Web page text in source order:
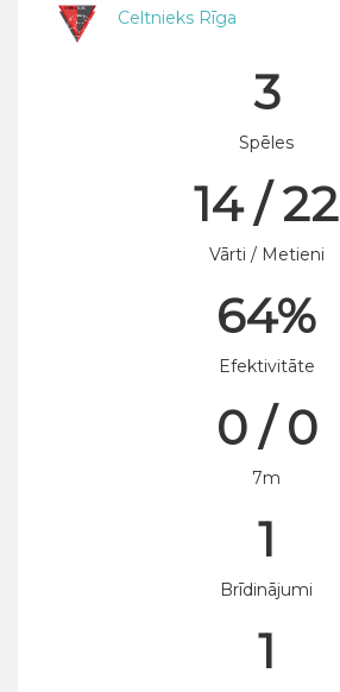
Celtnieks Rīga
3
Spēles
14 / 22
Vārti / Metieni
64%
Efektivitāte
0 / 0
7m
1
Brīdinājumi
1